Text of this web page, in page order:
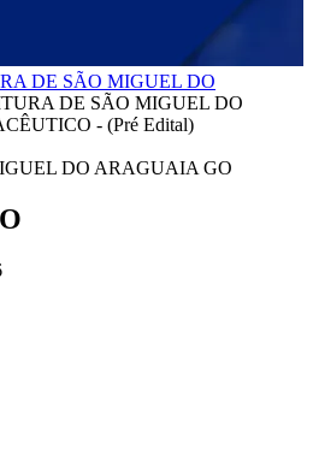
DE SÃO MIGUEL DO
DE SÃO MIGUEL DO
- (Pré Edital)
DO ARAGUAIA GO